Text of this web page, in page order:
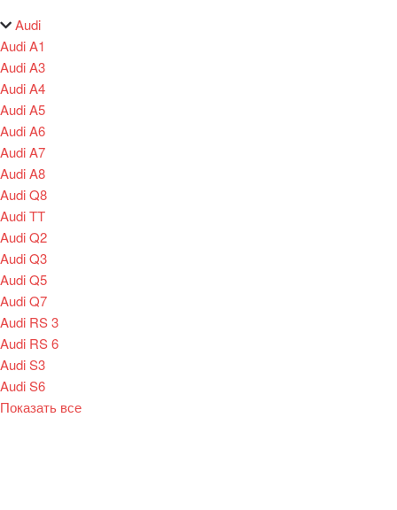
Audi
Audi A1
Audi A3
Audi A4
Audi A5
Audi A6
Audi A7
Audi A8
Audi Q8
Audi TT
Audi Q2
Audi Q3
Audi Q5
Audi Q7
Audi RS 3
Audi RS 6
Audi S3
Audi S6
Показать все